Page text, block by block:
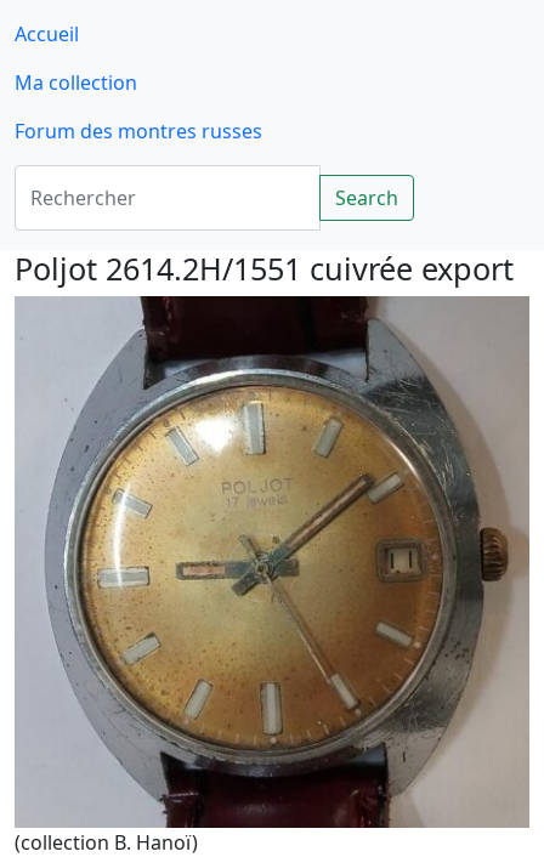
Accueil
Ma collection
Forum des montres russes
Rechercher
Search
Poljot 2614.2H/1551 cuivrée export
(collection B. Hanoï)